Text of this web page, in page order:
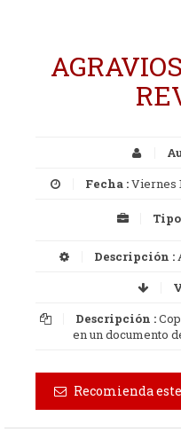
Fecha :Viernes
Descripción :
Descripción :
en un documento
Recomienda